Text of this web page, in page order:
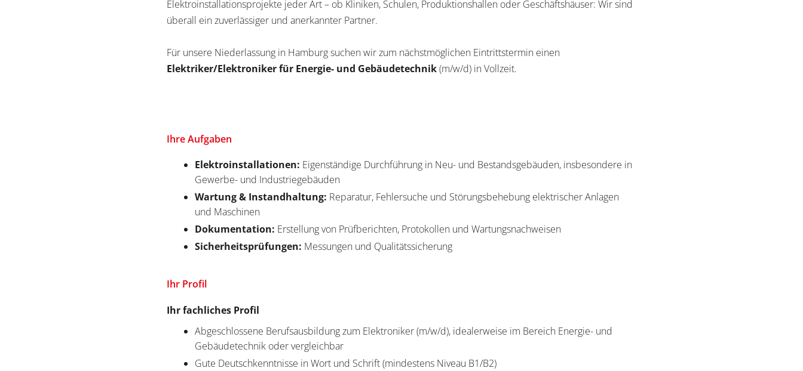
Elektroinstallationsprojekte jeder Art – ob Kliniken, Schulen, Produktionshallen oder Geschäftshäuser: Wir sind
überall ein zuverlässiger und anerkannter Partner.
Für unsere Niederlassung in Hamburg suchen wir zum nächstmöglichen Eintrittstermin einen
Elektriker/Elektroniker für Energie- und Gebäudetechnik(m/w/d) in Vollzeit.
Ihre Aufgaben
Elektroinstallationen: Eigenständige Durchführung in Neu- und Bestandsgebäuden, insbesondere in
Gewerbe- und Industriegebäuden
Wartung & Instandhaltung: Reparatur, Fehlersuche und Störungsbehebung elektrischer Anlagen
und Maschinen
Dokumentation: Erstellung von Prüfberichten, Protokollen und Wartungsnachweisen
Sicherheitsprüfungen: Messungen und Qualitätssicherung
Ihr Profil
Ihr fachliches Profil
Abgeschlossene Berufsausbildung zum Elektroniker (m/w/d), idealerweise im Bereich Energie- und
Gebäudetechnik oder vergleichbar
Gute Deutschkenntnisse in Wort und Schrift (mindestens Niveau B1/B2)